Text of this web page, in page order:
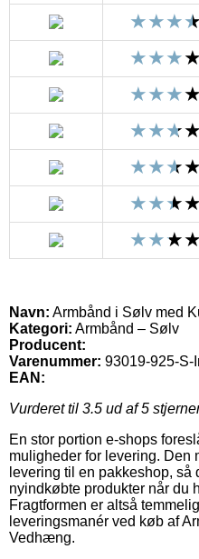
Navn: Armbånd i Sølv med
Kategori: Armbånd – Sølv
Producent:
Varenummer: 93019-925-S-
EAN:
Vurderet til 3.5 ud af 5
En stor portion e-shops
muligheder for levering. Den
levering til en pakkeshop, så
nyindkøbte produkter når du
Fragtformen er altså
leveringsmanér ved køb af
Vedhæng.